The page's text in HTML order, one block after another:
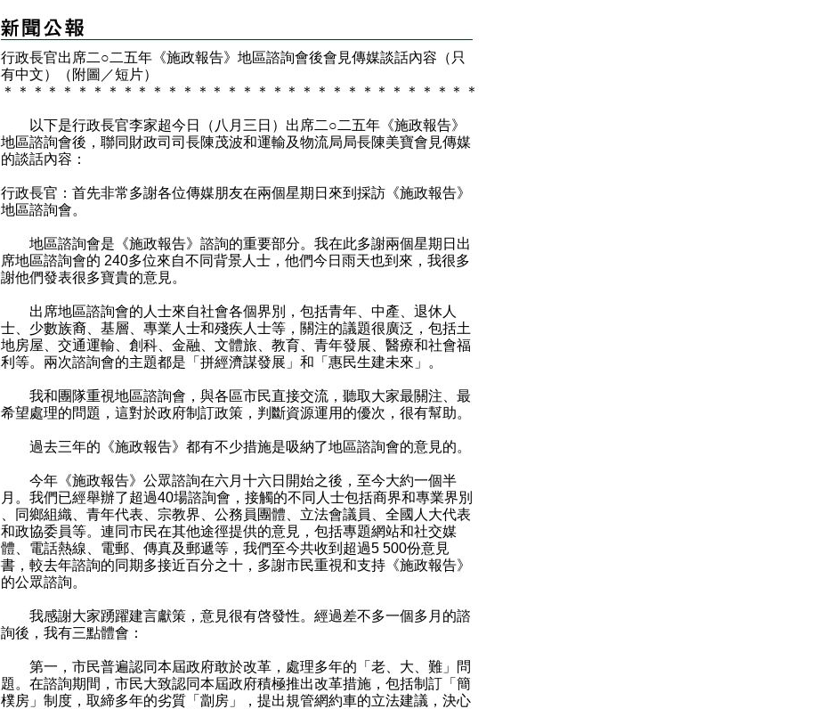
行政長官出席二○二五年《施政報告》地區諮詢會後會見傳媒談話內容（只
有中文）（附圖／短片）
＊
＊ ＊ ＊ ＊ ＊ ＊ ＊ ＊ ＊ ＊ ＊ ＊ ＊ ＊ ＊ ＊ ＊ ＊ ＊ ＊ ＊ ＊ ＊ ＊ ＊ ＊ ＊ ＊ ＊ ＊ ＊
以下是行政長官李家超今日（八月三日）出席二○二五年《施政報告》
地區諮詢會後，聯同財政司司長陳茂波和運輸及物流局局長陳美寶會見傳媒
的談話內容：
行政長官：首先非常多謝各位傳媒朋友在兩個星期日來到採訪《施政報告》
地區諮詢會。
地區諮詢會是《施政報告》諮詢的重要部分。我在此多謝兩個星期日出
席地區諮詢會的 240多位來自不同背景人士，他們今日雨天也到來，我很多
謝他們發表很多寶貴的意見。
出席地區諮詢會的人士來自社會各個界別，包括青年、中產、退休人
士、少數族裔、基層、專業人士和殘疾人士等，關注的議題很廣泛，包括土
地房屋、交通運輸、創科、金融、文體旅、教育、青年發展、醫療和社會福
利等。兩次諮詢會的主題都是「拼經濟謀發展」和「惠民生建未來」。
我和團隊重視地區諮詢會，與各區市民直接交流，聽取大家最關注、最
希望處理的問題，這對於政府制訂政策，判斷資源運用的優次，很有幫助。
過去三年的《施政報告》都有不少措施是吸納了地區諮詢會的意見的。
今年《施政報告》公眾諮詢在六月十六日開始之後，至今大約一個半
月。我們已經舉辦了超過40場諮詢會，接觸的不同人士包括商界和專業界別
、同鄉組織、青年代表、宗教界、公務員團體、立法會議員、全國人大代表
和政協委員等。連同市民在其他途徑提供的意見，包括專題網站和社交媒
體、電話熱線、電郵、傳真及郵遞等，我們至今共收到超過5 500份意見
書，較去年諮詢的同期多接近百分之十，多謝市民重視和支持《施政報告》
的公眾諮詢。
我感謝大家踴躍建言獻策，意見很有啓發性。經過差不多一個多月的諮
詢後，我有三點體會：
第一，市民普遍認同本屆政府敢於改革，處理多年的「老、大、難」問
題。在諮詢期間，市民大致認同本屆政府積極推出改革措施，包括制訂「簡
樸房」制度，取締多年的劣質「劏房」，提出規管網約車的立法建議，決心